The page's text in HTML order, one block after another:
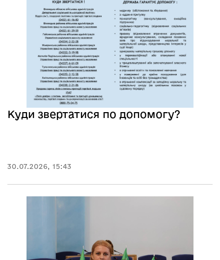
Куди звертатися по допомогу?
30.07.2026, 15:43